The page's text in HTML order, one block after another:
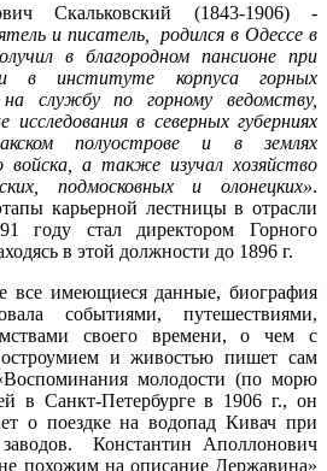
Скальковский (1843-1906) -
и писатель, родился в Одессе в
в благородном пансионе при
и в институте корпуса горных
службу по горному ведомству,
исследования в северных губерниях
полуострове и в землях
войска, а также изучал хозяйство
подмосковных и олонецких».
карьерной лестницы в отрасли
году стал директором Горного
в этой должности до 1896 г.
все имеющиеся данные, биография
событиями, путешествиями,
своего времени, о чем с
и живостью пишет сам
молодости (по морю
в Санкт-Петербурге в 1906 г., он
о поездке на водопад Кивач при
Константин Аполлонович
похожим на описание Державина»